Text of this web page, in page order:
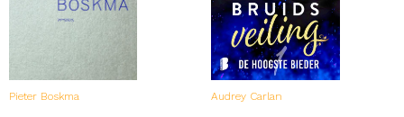
Pieter Boskma Audrey Carlan